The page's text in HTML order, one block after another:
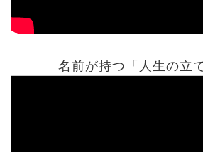
名前が持つ「人生の立